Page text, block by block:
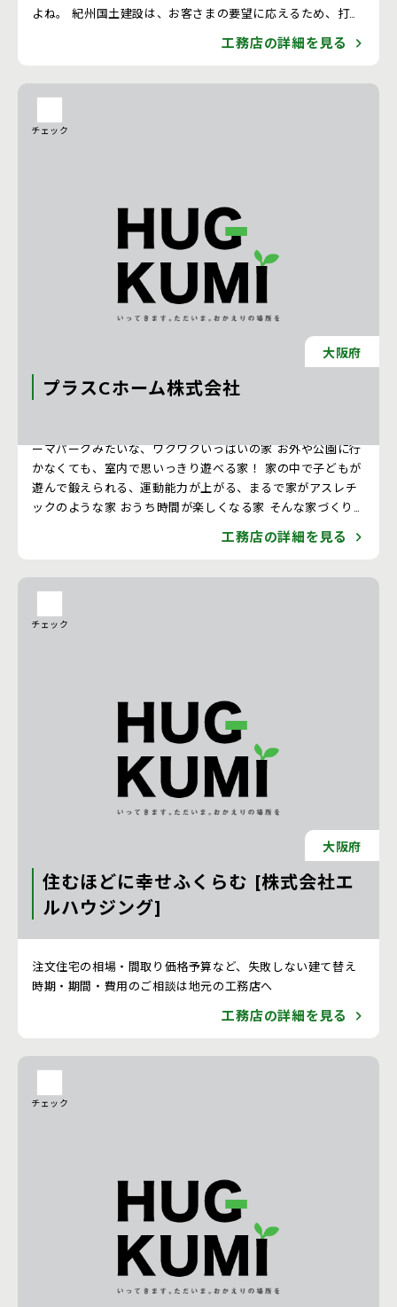
よね。 紀州国土建設は、お客さまの要望に応えるため、打ち
合わせをお客さまが納得のいくまで繰り返しながら、理想の
工務店の詳細を見る
チェック
大阪府
プラスCホーム株式会社
ーマパークみたいな、ワクワクいっぱいの家 お外や公園に行
かなくても、室内で思いっきり遊べる家！ 家の中で子どもが
遊んで鍛えられる、運動能力が上がる、まるで家がアスレチ
ックのような家 おうち時間が楽しくなる家 そんな家づくり
ならお任せ下さい！ お客様のご要望や「あんなことできます
工務店の詳細を見る
チェック
大阪府
住むほどに幸せふくらむ [株式会社エ
ルハウジング]
注文住宅の相場・間取り価格予算など、失敗しない建て替え
時期・期間・費用のご相談は地元の工務店へ
工務店の詳細を見る
チェック